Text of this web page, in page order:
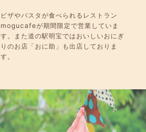
ピザやパスタが食べられるレストラン
mogucafeが期間限定で営業していま
す。また道の駅明宝ではおいしいおにぎ
りのお店「おに助」も出店しておりま
す。